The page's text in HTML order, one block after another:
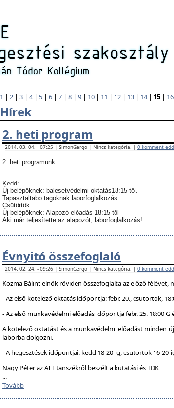
1 | 2 | 3 | 4| 5 | 6 | 7 | 8 | 9 | 10 | 11 | 12 | 13 | 14| 15 | 16
Hírek
2. heti program
2014. 03. 04. - 07:25 | SimonGergo | Nincs kategória. | 0 komment
2. heti programunk:
Kedd:
Új belépőknek: balesetvédelmi oktatás18:15-től.
Tapasztaltabb tagoknak laborfoglalkozás
Csütörtök:
Új belépőknek: Alapozó előadás 18:15-től
Aki már teljesítette az alapozót, laborfoglalkozás!
Évnyitó összefoglaló
2014. 02. 24. - 09:26 | SimonGergo | Nincs kategória. | 0 komment
Kozma Bálint elnök röviden összefoglalta az előző félévet,
- Az első kötelező oktatás időpontja: febr. 20., csütörtök,
- Az első munkavédelmi előadás időpontja febr. 25. 18:00 G
A kötelező oktatást és a munkavédelmi előadást minden
laborba dolgozni.
- A hegesztések időpontjai: kedd 18-20-ig, csütörtök 16-20-
Nagy Péter az ATT tanszékről beszélt a kutatási és TDK
...
Tovább